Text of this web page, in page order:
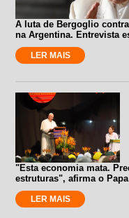
A luta de Bergoglio
na Argentina. Entrevista
LER MAIS
"Esta economia mata.
estruturas", afirma o
LER MAIS